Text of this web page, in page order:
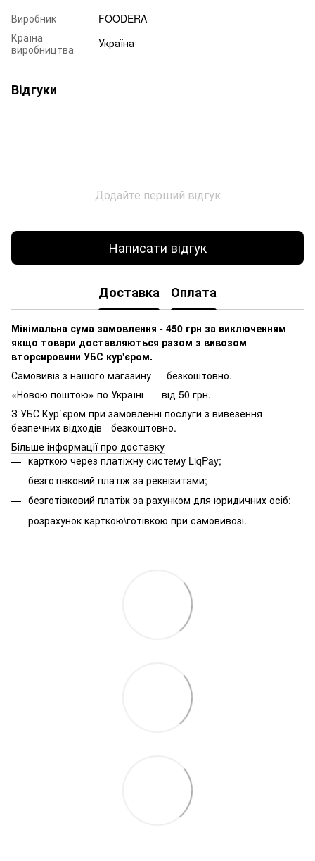
Виробник
FOODERA
Країна
виробництва
Україна
Відгуки
Додайте перший відгук
Написати відгук
Доставка Оплата
Мінімальна сума замовлення - 450 грн за виключенням
якщо товари доставляються разом з вивозом
вторсировини УБС кур'єром.
Самовивіз з нашого магазину — безкоштовно.
«Новою поштою» по Україні — від 50 грн.
З УБС Кур`єром при замовленні послуги з вивезення
безпечних відходів - безкоштовно.
Більше інформації про доставку
карткою через платіжну систему LiqPay;
безготівковий платіж за реквізитами;
безготівковий платіж за рахунком для юридичних осіб;
розрахунок карткою\готівкою при самовивозі.